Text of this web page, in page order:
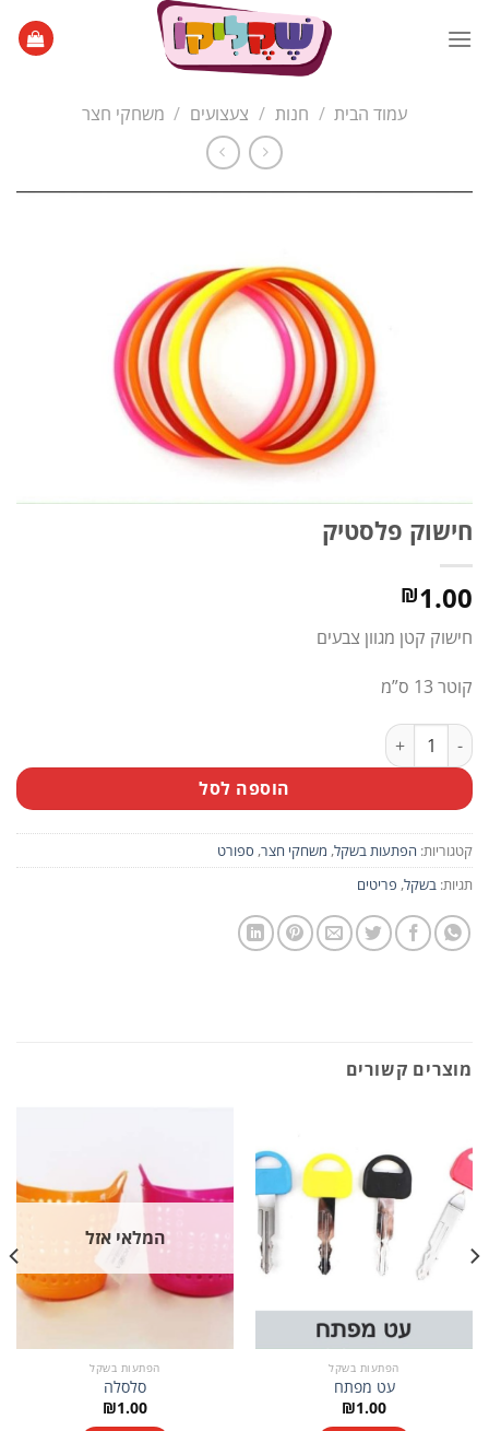
עמוד הבית / חנות / צעצועים / משחקי חצר
חישוק פלסטיק
₪1.00
חישוק קטן מגוון צבעים
קוטר 13 ס”מ
כמות של חישוק פלסטיק
הוספה לסל
קטגוריות: הפתעות בשקל, משחקי חצר, ספורט
תגיות: בשקל, פריטים
מוצרים קשורים
הפתעות בשקל
עט מפתח
₪1.00
המלאי אזל
הפתעות בשקל
סלסלה
₪1.00